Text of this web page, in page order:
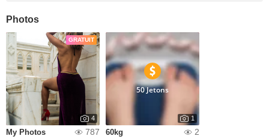
Photos
GRATUIT
4
My Photos 787
50 Jetons
1
60kg
2